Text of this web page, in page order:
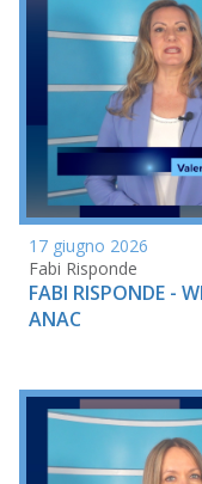
17 giugno 2026
Fabi Risponde
FABI RISPONDE -
ANAC